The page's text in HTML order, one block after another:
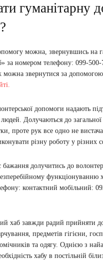
гуманітарну
можна, звернувшись на
за номером телефону: 099-
можна звернутися за
допомоги надають
Долучаються до загальної
проте рук все одно не
різну роботу у різних
долучитись до
функціонуванню
контактний мобільний:
хаб завжди радий прийняти
предметів гігієни,
та одягу. Однією з
хабу в постільній